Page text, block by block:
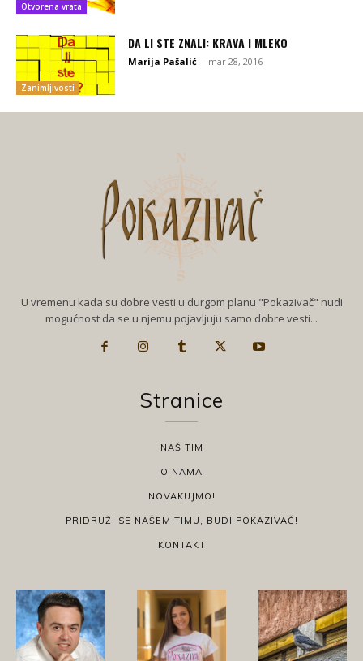
Otvorena vrata
Zanimljivosti
DA LI STE ZNALI: KRAVA I MLEKO
Marija Pašalić - mar 28, 2016
U vremenu kada su dobre vesti u durgom planu "Pokazivač" nudi
mogućnost da se u njemu pojavljuju samo dobre vesti...
Stranice
NAŠ TIM
O NAMA
NOVAKUJMO!
PRIDRUŽI SE NAŠEM TIMU, BUDI POKAZIVAČ!
KONTAKT